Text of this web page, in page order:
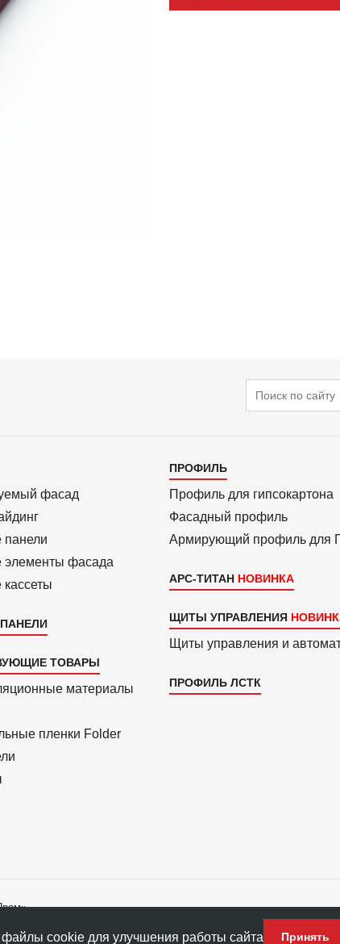
Поиск
фасад
элементы фасада
ТОВАРЫ
материалы
пленки Folder
Каталог
3
ПРОФИЛЬ
Профиль для гипсо­картона
Фасадный профиль
Армиру­ю­щий профиль для
АРС-ТИТАН
ЩИТЫ УПРАВЛЕНИЯ
Щиты управления и
ПРОФИЛЬ ЛСТК
cookie для улучшения работы сайта Принять